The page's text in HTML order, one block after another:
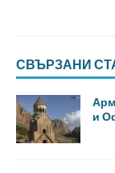
СВЪРЗАНИ
и